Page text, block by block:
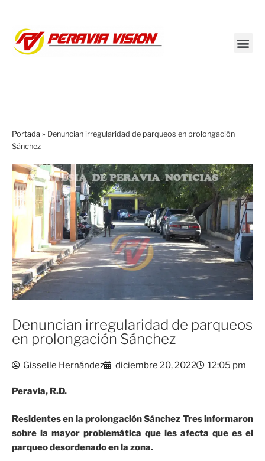
Portada » Denuncian irregularidad de parqueos en prolongación
Sánchez
Denuncian irregularidad de parqueos
en prolongación Sánchez
Gisselle Hernández diciembre 20, 2022 12:05 pm
Peravia, R.D.
Residentes en la prolongación Sánchez Tres informaron
sobre la mayor problemática que les afecta que es el
parqueo desordenado en la zona.